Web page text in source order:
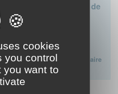
cookies
you control
you want to
est l'interlocuteur de
à l'égard d'un médecin
sur la procédure disciplinaire